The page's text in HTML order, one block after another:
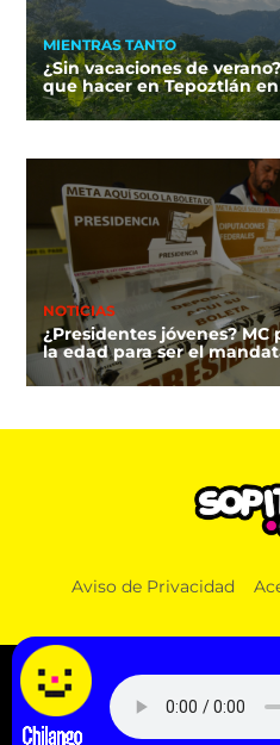
MIENTRAS TANTO
¿Sin vacaciones de
que hacer en Tepoztlán
NOTICIAS
¿Presidentes jóvenes?
la edad para ser el
Aviso de Privacidad
© 2026 SOPITAS.COM - MÚSICA,
MÁS!.